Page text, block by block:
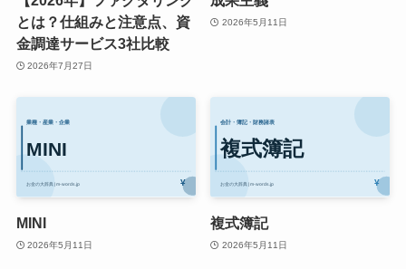
とは？仕組みと注意点、資
金調達サービス3社比較
2026年7月27日
2026年5月11日
MINI
2026年5月11日
複式簿記
2026年5月11日